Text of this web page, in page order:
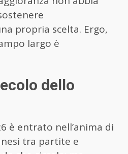
propria scelta. Ergo,
largo è
dello
è entrato nell’anima di
tra partite e